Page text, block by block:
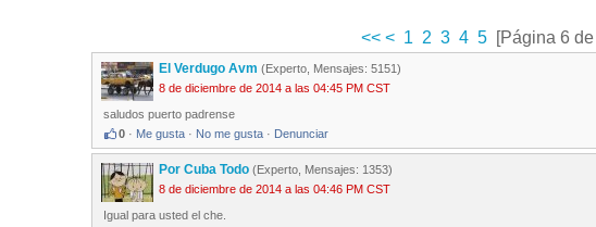
<< < 1 2 3 4 5 [Página 6
El Verdugo Avm (Experto, Mensajes: 5151)
8 de diciembre de 2014 a las 04:45 PM CST
saludos puerto padrense
0 · Me gusta · No me gusta · Denunciar
Por Cuba Todo (Experto, Mensajes: 1353)
8 de diciembre de 2014 a las 04:46 PM CST
Igual para usted el che.